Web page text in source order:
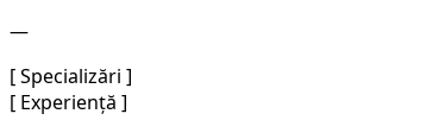
—
[ Specializări ]
[ Experiență ]